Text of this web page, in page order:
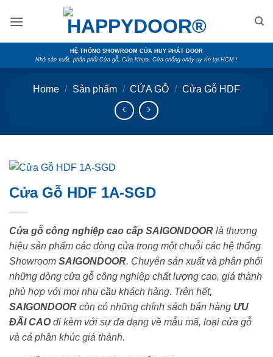
HỆ THỐNG SHOWROOM CỬA HUY PHÁT DOOR
Nhà sản xuất, phân phối Cửa gỗ, Cửa Nhựa, Cửa chống cháy uy tín tại HCM !
Home / Sản phẩm / CỬA GỖ / Cửa Gỗ HDF
Cửa Gỗ HDF 1A-SGD
Cửa gỗ công nghiệp cao cấp SAIGONDOOR là thương
hiệu sản phẩm các dòng cửa trong một chuỗi các hệ thống
Showroom SAIGONDOOR. Chuyên sản xuất và phân phối
những dòng cửa gỗ công nghiệp chất lượng cao, giá thành
phù hợp với mọi nhu cầu khách hàng. Trên hết,
SAIGONDOOR còn có những chính sách bán hàng ƯU
ĐÃI CAOđi kèm với sự đa dạng về mẫu mã, loại cửa gỗ
và cả phân khúc giá thành.